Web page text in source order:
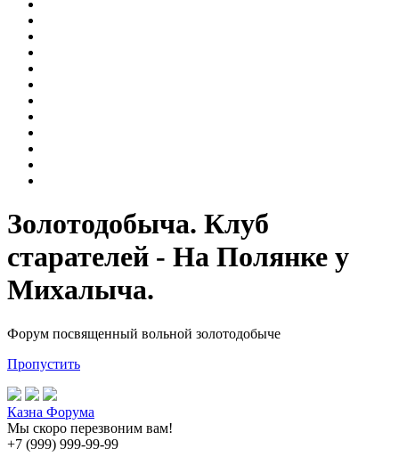
Золотодобыча. Клуб
старателей - На Полянке у
Михалыча.
Форум посвященный вольной золотодобыче
Пропустить
Казна Форума
Мы скоро перезвоним вам!
+7 (999) 999-99-99